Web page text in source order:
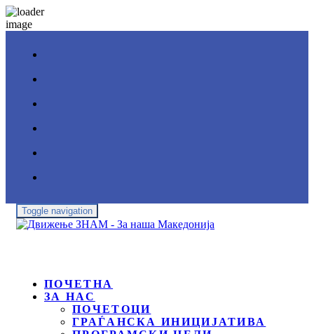
Toggle navigation
ПОЧЕТНА
ЗА НАС
ПОЧЕТОЦИ
ГРАЃАНСКА ИНИЦИЈАТИВА